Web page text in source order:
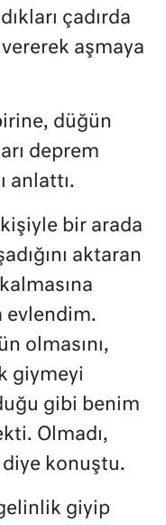
çadırda
aşmaya
düğün
deprem
anlattı.
bir arada
aktaran
evlendim.
olmasını,
giymeyi
gibi benim
Olmadı,
diye konuştu.
giyip